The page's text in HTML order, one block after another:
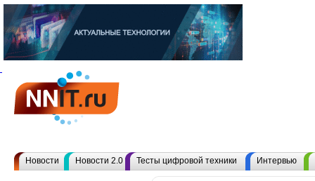
Новости Новости 2.0 Тесты цифровой техники Интервью